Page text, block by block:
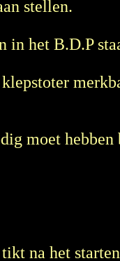
stellen.
in het B.D.P
moet hebben
na het starten